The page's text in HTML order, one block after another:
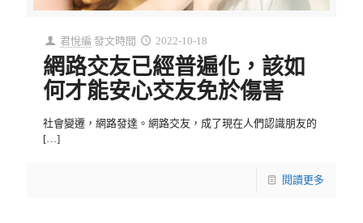
君悅編 發文時間 2022-10-18
網路交友已經普遍化，該如
何才能安心交友免於傷害
社會變遷，網路發達。網路交友，成了現在人們認識朋友的
[…]
閱讀更多